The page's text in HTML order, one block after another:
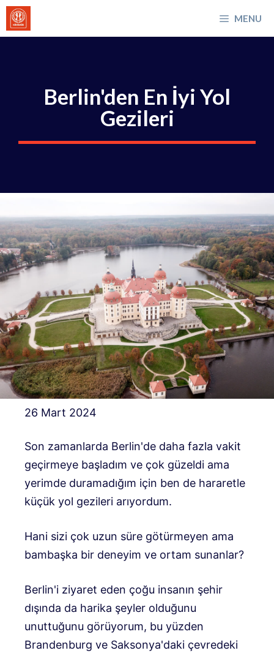
İçeriğe
atla
MENU
Berlin'den En İyi Yol
Gezileri
26 Mart 2024
Son zamanlarda Berlin'de daha fazla vakit
geçirmeye başladım ve çok güzeldi ama
yerimde duramadığım için ben de hararetle
küçük yol gezileri arıyordum.
Hani sizi çok uzun süre götürmeyen ama
bambaşka bir deneyim ve ortam sunanlar?
Berlin'i ziyaret eden çoğu insanın şehir
dışında da harika şeyler olduğunu
unuttuğunu görüyorum, bu yüzden
Brandenburg ve Saksonya'daki çevredeki